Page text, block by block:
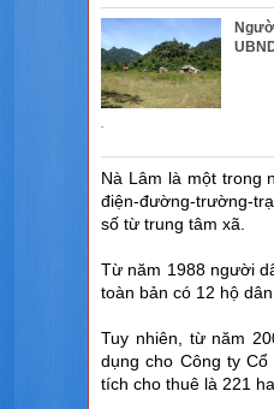
Nà Lâm là một trong
điện-đường-trường-
số từ trung tâm xã.
Từ năm 1988 người
toàn bản có 12 hộ
Tuy nhiên, từ năm
dụng cho Công ty
tích cho thuê là 221 ha.